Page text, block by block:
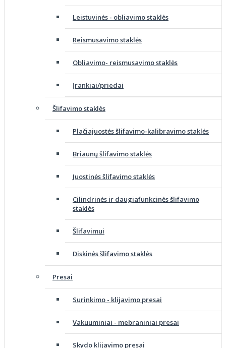
Leistuvinės - obliavimo staklės
Reismusavimo staklės
Obliavimo- reismusavimo staklės
Įrankiai/priedai
Šlifavimo staklės
Plačiajuostės šlifavimo-kalibravimo staklės
Briaunų šlifavimo staklės
Juostinės šlifavimo staklės
Cilindrinės ir daugiafunkcinės šlifavimo
staklės
Šlifavimui
Diskinės šlifavimo staklės
Presai
Surinkimo - klijavimo presai
Vakuuminiai - mebraniniai presai
Skydo klijavimo presai